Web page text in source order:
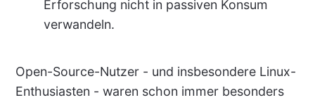
Erforschung nicht in passiven Konsum
verwandeln.
Open-Source-Nutzer - und insbesondere Linux-
Enthusiasten - waren schon immer besonders